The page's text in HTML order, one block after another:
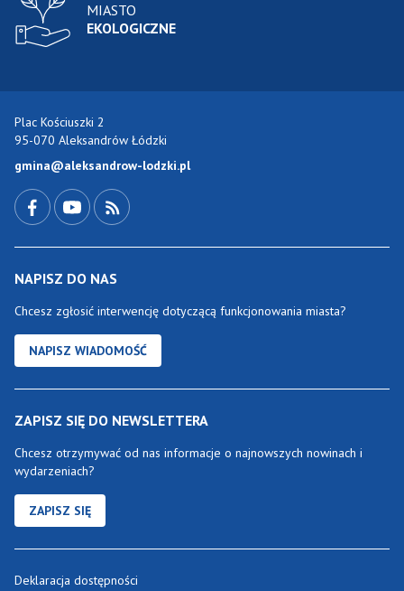
MIASTO
EKOLOGICZNE
Plac Kościuszki 2
95-070 Aleksandrów Łódzki
gmina@aleksandrow-lodzki.pl
NAPISZ DO NAS
Chcesz zgłosić interwencję dotyczącą funkcjonowania miasta?
NAPISZ WIADOMOŚĆ
ZAPISZ SIĘ DO NEWSLETTERA
Chcesz otrzymywać od nas informacje o najnowszych nowinach i
wydarzeniach?
ZAPISZ SIĘ
Deklaracja dostępności